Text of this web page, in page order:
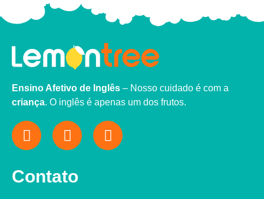
Ensino Afetivo de Inglês – Nosso cuidado é com a
criança. O inglês é apenas um dos frutos.
Contato